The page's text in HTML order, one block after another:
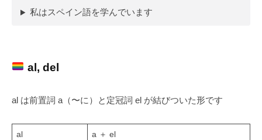
私はスペイン語を学んでいます
al, del
al は前置詞 a（〜に）と定冠詞 el が結びついた形です
al a ＋ el